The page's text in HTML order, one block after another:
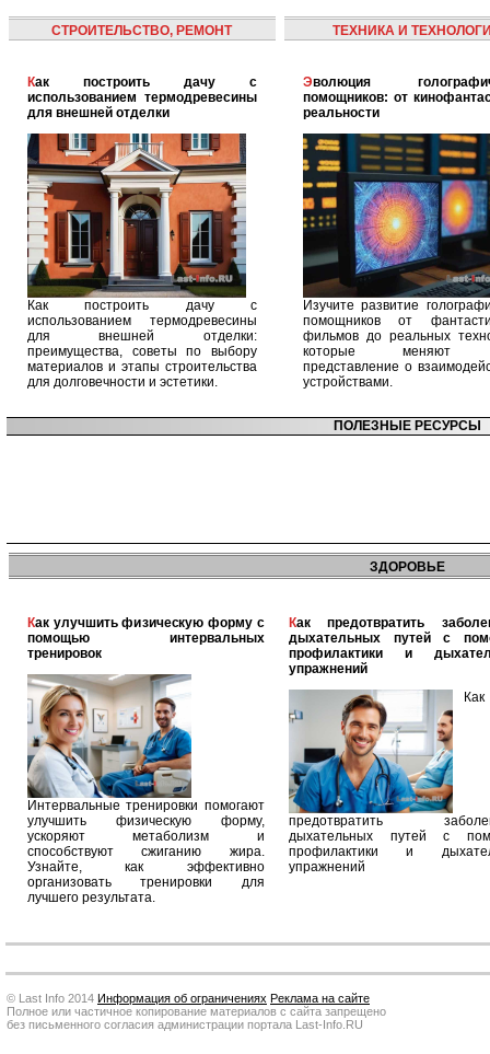
СТРОИТЕЛЬСТВО, РЕМОНТ
Как построить дачу с
использованием термодревесины
для внешней отделки
Как построить дачу с
использованием термодревесины
для внешней отделки:
преимущества, советы по выбору
материалов и этапы строительства
для долговечности и эстетики.
ТЕХНИКА И
Эволюция голографических
помощников: от
реальности
Изучите развитие
помощников от
фильмов до реальных
которые меняют
представление о
устройствами.
ПОЛЕЗНЫЕ РЕСУРСЫ
ЗДОРОВЬЕ
Как улучшить физическую форму с
помощью интервальных
тренировок
Интервальные тренировки помогают
улучшить физическую форму,
ускоряют метаболизм и
способствуют сжиганию жира.
Узнайте, как эффективно
организовать тренировки для
лучшего результата.
Как предотвратить заболевания
дыхательных путей с
профилактики и
упражнений
Как
предотвратить
дыхательных путей с
профилактики и
упражнений
© Last Info 2014 Информация об ограничениях Реклама на сайте
Полное или частичное копирование материалов с сайта запрещено
без письменного согласия администрации портала Last-Info.RU